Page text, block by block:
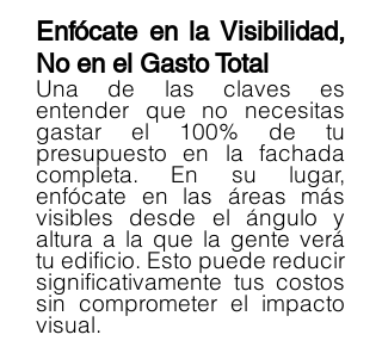
Enfócate en la Visibilidad,
No en el Gasto Total
Una de las claves es
entender que no necesitas
gastar el 100% de tu
presupuesto en la fachada
completa. En su lugar,
enfócate en las áreas más
visibles desde el ángulo y
altura a la que la gente verá
tu edificio. Esto puede reducir
significativamente tus costos
sin comprometer el impacto
visual.